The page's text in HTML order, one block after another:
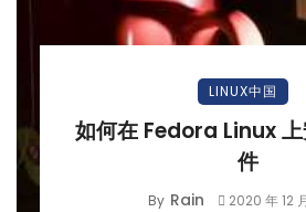
LINUX中国
如何在 Fedora Linux 上
件
By Rain 2020 年 12